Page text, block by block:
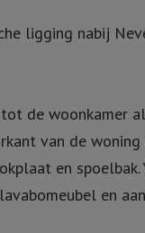
ligging nabij
de woonkamer
van de
en spoelbak.
en